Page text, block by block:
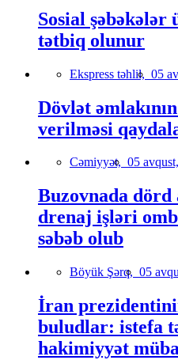
Sosial şəbəkələr
tətbiq olunur
Ekspress təhlil, 05
Dövlət
verilməsi
Cəmiyyət, 05
Buzovnada dörd
drenaj işləri
səbəb olub
Böyük Şərq, 05
İran
buludlar: istefa
hakimiyyət